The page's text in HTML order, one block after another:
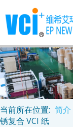
当前所在位置: 简介
锈复合 VCI 纸